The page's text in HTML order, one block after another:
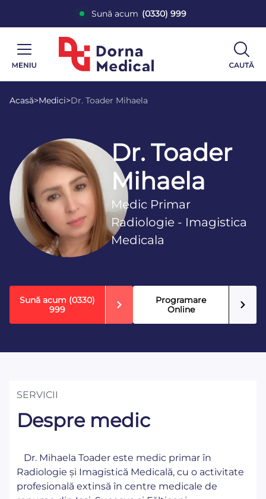
Sună acum (0330) 999
Acasă>Medici>Dr. Toader Mihaela
Dr. Toader
Mihaela
Medic Primar
Radiologie - Imagistica
Medicala
Sună acum (0330)
999
Programare
Online
SERVICII
Despre medic
Dr. Mihaela Toader este medic primar în
Radiologie și Imagistică Medicală, cu o activitate
profesională extinsă în centre medicale de